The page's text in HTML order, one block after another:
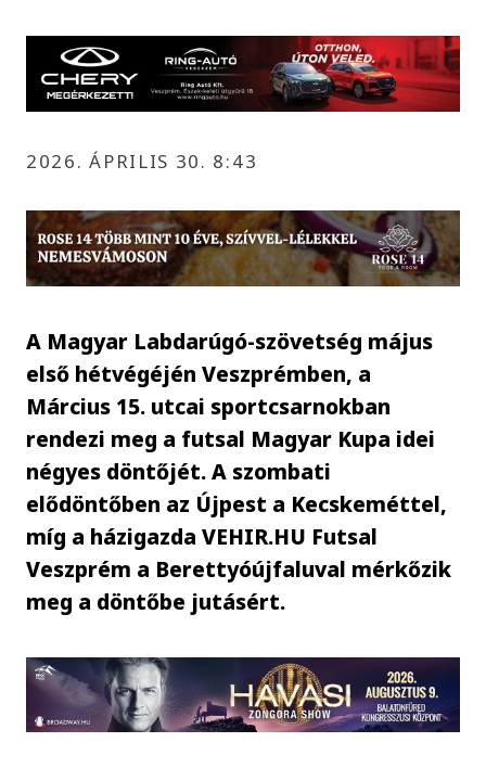
2026. ÁPRILIS 30. 8:43
A Magyar Labdarúgó-szövetség május
első hétvégéjén Veszprémben, a
Március 15. utcai sportcsarnokban
rendezi meg a futsal Magyar Kupa idei
négyes döntőjét. A szombati
elődöntőben az Újpest a Kecskeméttel,
míg a házigazda VEHIR.HU Futsal
Veszprém a Berettyóújfaluval mérkőzik
meg a döntőbe jutásért.